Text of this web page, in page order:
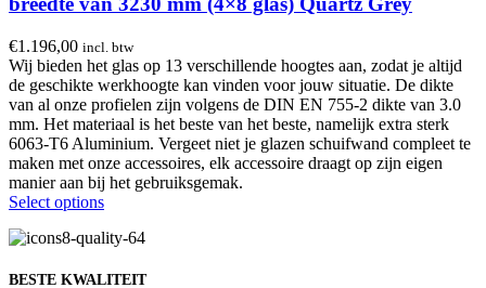
€1.196,00 incl. btw
Wij bieden het glas op 13 verschillende hoogtes aan, zodat je altijd
de geschikte werkhoogte kan vinden voor jouw situatie. De dikte
van al onze profielen zijn volgens de DIN EN 755-2 dikte van 3.0
mm. Het materiaal is het beste van het beste, namelijk extra sterk
6063-T6 Aluminium. Vergeet niet je glazen schuifwand compleet te
maken met onze accessoires, elk accessoire draagt op zijn eigen
manier aan bij het gebruiksgemak.
Select options
BESTE KWALITEIT